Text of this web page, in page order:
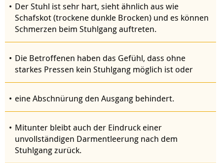
Der Stuhl ist sehr hart, sieht ähnlich aus wie
Schafskot (trockene dunkle Brocken) und es können
Schmerzen beim Stuhlgang auftreten.
Die Betroffenen haben das Gefühl, dass ohne
starkes Pressen kein Stuhlgang möglich ist oder
eine Abschnürung den Ausgang behindert.
Mitunter bleibt auch der Eindruck einer
unvollständigen Darmentleerung nach dem
Stuhlgang zurück.